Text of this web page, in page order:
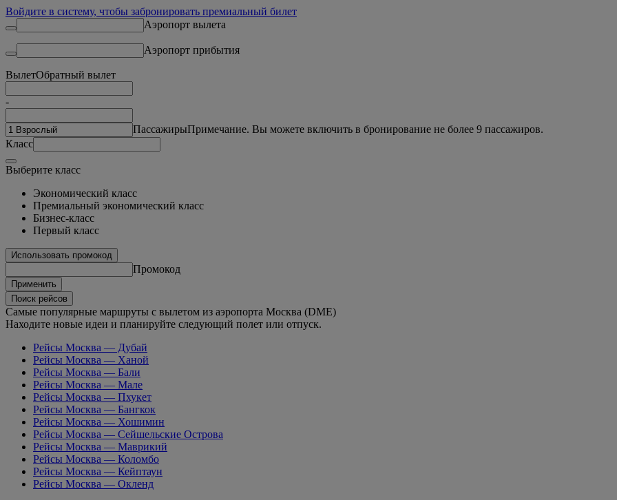
Войдите в систему, чтобы забронировать премиальный билет
Аэропорт вылета
Аэропорт прибытия
ВылетОбратный вылет
-
ПассажирыПримечание. Вы можете включить в бронирование не более 9 пассажиров.
Класс
Выберите класс
Экономический класс
Премиальный экономический класс
Бизнес-класс
Первый класс
Использовать промокод
Промокод
Применить
Поиск рейсов
Самые популярные маршруты с вылетом из аэропорта Москва (DME)
Находите новые идеи и планируйте следующий полет или отпуск.
Рейсы Москва — Дубай
Рейсы Москва — Ханой
Рейсы Москва — Бали
Рейсы Москва — Мале
Рейсы Москва — Пхукет
Рейсы Москва — Бангкок
Рейсы Москва — Хошимин
Рейсы Москва — Сейшельские Острова
Рейсы Москва — Маврикий
Рейсы Москва — Коломбо
Рейсы Москва — Кейптаун
Рейсы Москва — Окленд